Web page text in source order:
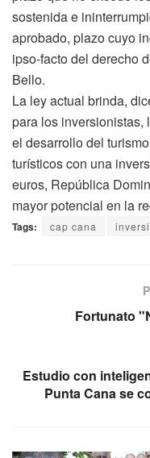
sostenida e
aprobado, plazo cuyo
ipso-facto del derecho
Bello.
La ley actual brinda,
para los inversionistas,
el desarrollo del
turísticos con una
euros, República
mayor potencial en la
Tags: cap cana
Fortunato
Estudio con
Punta Cana se